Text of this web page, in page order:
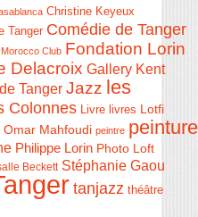
Christine Keyeux
Tanger Comédie de Tanger
Morocco Club Fondation Lorin
Delacroix Gallery Kent
Tanger Jazz les
Colonnes Livre livres
Lotfi
Omar Mahfoudi peintre peinture
Philippe Lorin Photo Loft
Beckett Stéphanie Gaou
tanjazz théâtre